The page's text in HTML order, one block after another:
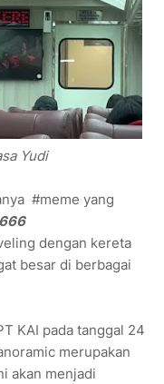
Yudi
#meme yang
dengan kereta
besar di berbagai
KAI pada tanggal 24
merupakan
akan menjadi